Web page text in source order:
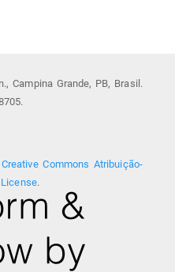
Campina Grande, PB, Brasil.
Creative Commons Atribuição-
.